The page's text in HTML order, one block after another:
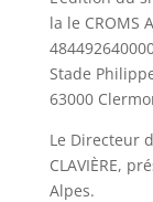
la le CROMS
Stade
63000
Le Directeur
CLAVIÈRE,
Alpes.